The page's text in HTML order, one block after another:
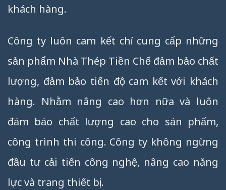
khách hàng.
Công ty luôn cam kết chỉ cung cấp những
sản phẩm Nhà Thép Tiền Chế đảm bảo chất
lượng, đảm bảo tiến độ cam kết với khách
hàng. Nhằm nâng cao hơn nữa và luôn
đảm bảo chất lượng cao cho sản phẩm,
công trình thi công. Công ty không ngừng
đầu tư cải tiến công nghệ, nâng cao năng
lực và trang thiết bị.